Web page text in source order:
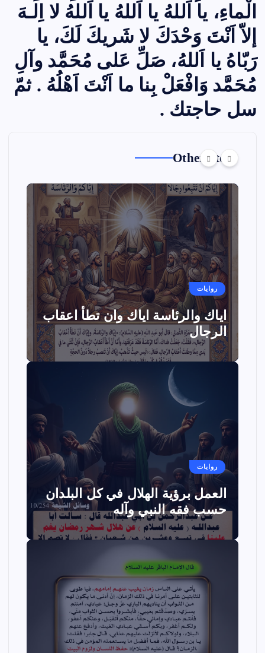
الْماءِ، يا اَللهُ يا اَللهُ يا اَللهُ لا اِلـهَ
إلاّ اَنْتَ وَحْدَكَ لا شَريكَ لَكَ، يا
رَبّاهُ يا اَللهُ، صَلِّ عَلى مُحَمَّد وآلِ
مُحَمَّد وَافْعَلْ بِنا ما اَنْتَ اَهْلُهُ . ثمّ
سل حاجتك .
Other Story
روايات
اياك والرئاسة اياك وان تطأ اعقاب
الرجال
روايات
العمل برؤية الهلال في كل البلدان
حسب فقه النبي وآله